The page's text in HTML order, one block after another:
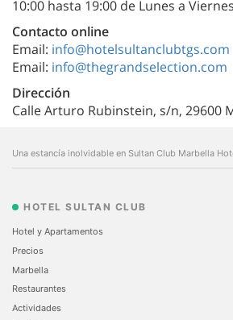
10:00 hasta 19:00 de Lunes a Viernes
Contacto online
Email: info@hotelsultanclubtgs.com
Email: info@thegrandselection.com
Dirección
Calle Arturo Rubinstein, s/n, 29600
Una estancía inolvidable en Sultan Club Marbella
HOTEL SULTAN CLUB
Hotel y Apartamentos
Precios
Marbella
Restaurantes
Actividades